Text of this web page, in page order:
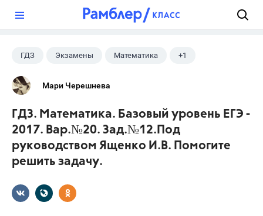
ГДЗ Экзамены Математика +1
Ященко И.В.
Мари Черешнева
ГДЗ. Математика. Базовый уровень ЕГЭ -
2017. Вар.№20. Зад.№12.Под
руководством Ященко И.В. Помогите
решить задачу.